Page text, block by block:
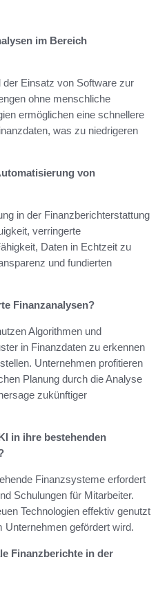
im Bereich
Einsatz von Software zur
ohne menschliche
ermöglichen eine schnellere
was zu niedrigeren
von
in der Finanzberichterstattung
verringerte
Daten in Echtzeit zu
und fundierten
Finanzanalysen?
Algorithmen und
in Finanzdaten zu erkennen
Unternehmen profitieren
Planung durch die Analyse
zukünftiger
in ihre bestehenden
Finanzsysteme erfordert
Schulungen für Mitarbeiter.
Technologien effektiv genutzt
Unternehmen gefördert wird.
Finanzberichte in der